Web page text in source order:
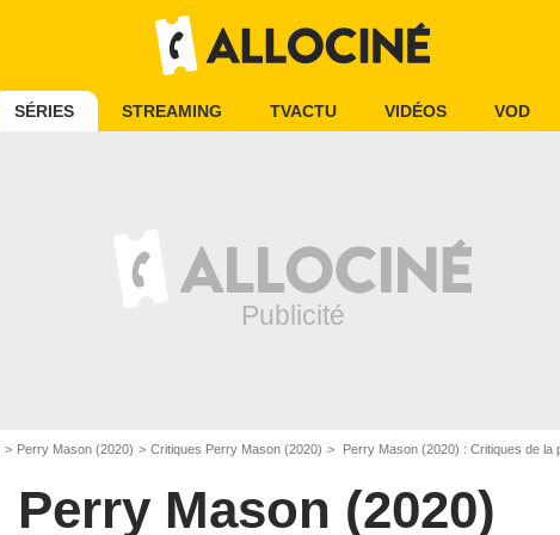
SÉRIES STREAMING TVACTU VIDÉOS VOD
Perry Mason (2020) Critiques Perry Mason (2020) Perry Mason (2020) : Critiques de la
Perry Mason (2020)